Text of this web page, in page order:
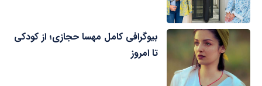
بیوگرافی کامل مهسا حجازی؛ از کودکی
تا امروز